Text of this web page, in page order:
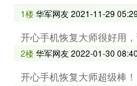
1楼华军网友2021-11-29
开心手机恢复大师很好用，
2楼华军网友2022-01-30
开心手机恢复大师超级棒